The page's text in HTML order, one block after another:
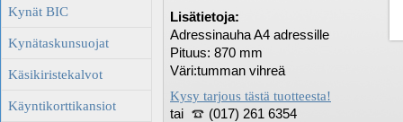
Kynät BIC
Kynätaskunsuojat
Käsikiristekalvot
Käyntikorttikansiot
Lisätietoja:
Adressinauha A4 adressille
Pituus: 870 mm
Väri:tumman vihreä
Kysy tarjous tästä tuotteesta!
tai (017) 261 6354